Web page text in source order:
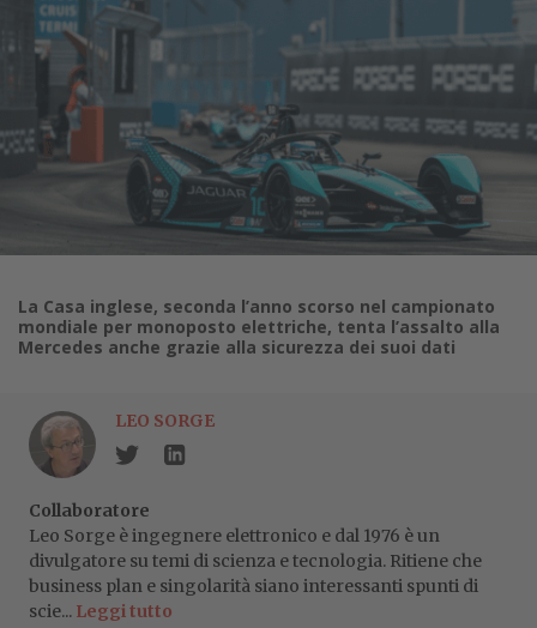
La Casa inglese, seconda l’anno scorso nel campionato
mondiale per monoposto elettriche, tenta l’assalto alla
Mercedes anche grazie alla sicurezza dei suoi dati
LEO SORGE
Collaboratore
Leo Sorge è ingegnere elettronico e dal 1976 è un
divulgatore su temi di scienza e tecnologia. Ritiene che
business plan e singolarità siano interessanti spunti di
scie... Leggi tutto